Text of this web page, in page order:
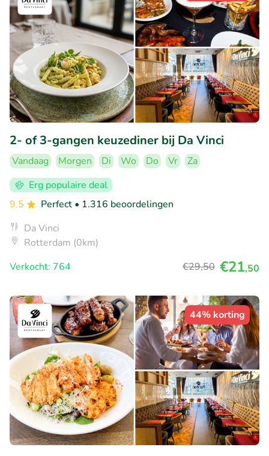
2- of 3-gangen keuzediner bij Da Vinci
Vandaag Morgen Di Wo Do Vr
Za
Erg populaire deal
9.5
Perfect • 1.316 beoordelingen
Da Vinci
Rotterdam (0km)
Verkocht: 764
€29,50 €21,50
44% korting